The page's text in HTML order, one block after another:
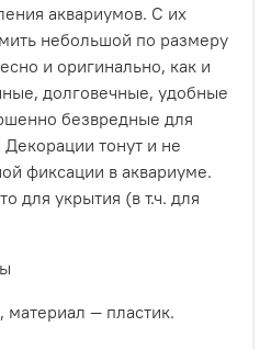
аквариумов. С их
небольшой по размеру
и оригинально, как и
долговечные, удобные
безвредные для
тонут и не
фиксации в аквариуме.
для укрытия (в т.ч. для
материал — пластик.